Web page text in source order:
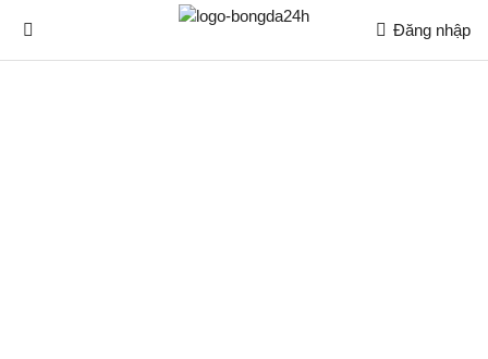
Đăng nhập